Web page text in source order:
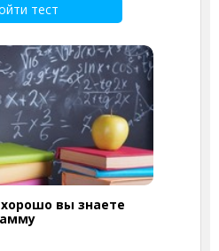
тест
вы знаете